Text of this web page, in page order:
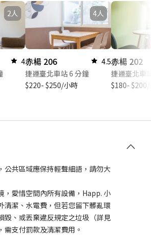
2人
4
4人
赤楊 206
4.5
捷運臺北車站 6 分鐘
$220- $250/小時
赤楊 202
捷運臺北車
$180-
公共區域應保持輕聲細語，請勿大
，愛惜空間內所有設備，Happ. 小
清潔、水電費，但若您留下髒亂環
毀、或丟棄違反規定之垃圾（詳見
需支付罰款及清潔費用。